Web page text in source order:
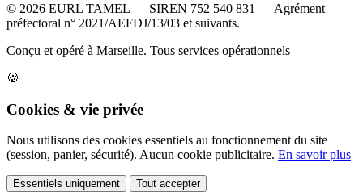
© 2026 EURL TAMEL — SIREN 752 540 831 — Agrément
préfectoral n° 2021/AEFDJ/13/03 et suivants.
Conçu et opéré à Marseille. Tous services opérationnels
🍪
Cookies & vie privée
Nous utilisons des cookies essentiels au fonctionnement du site
(session, panier, sécurité). Aucun cookie publicitaire. En savoir plus
Essentiels uniquement Tout accepter